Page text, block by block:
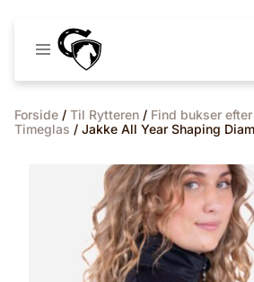
Forside / Til Rytteren / Find bukser
Timeglas / Jakke All Year Shaping